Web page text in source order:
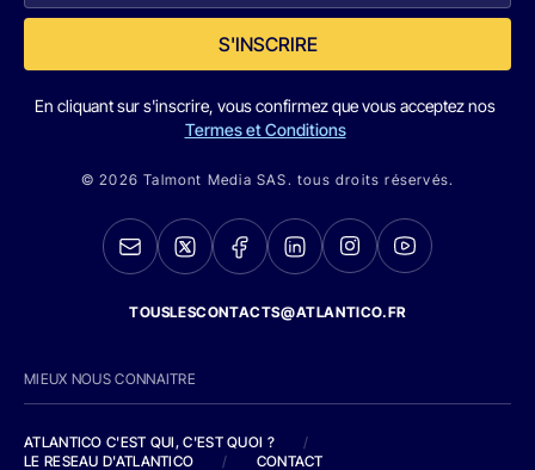
S'INSCRIRE
En cliquant sur s'inscrire, vous confirmez que vous acceptez nos
Termes et Conditions
© 2026 Talmont Media SAS. tous droits réservés.
TOUSLESCONTACTS@ATLANTICO.FR
MIEUX NOUS CONNAITRE
ATLANTICO C'EST QUI, C'EST QUOI ?
/
LE RESEAU D'ATLANTICO
/ CONTACT